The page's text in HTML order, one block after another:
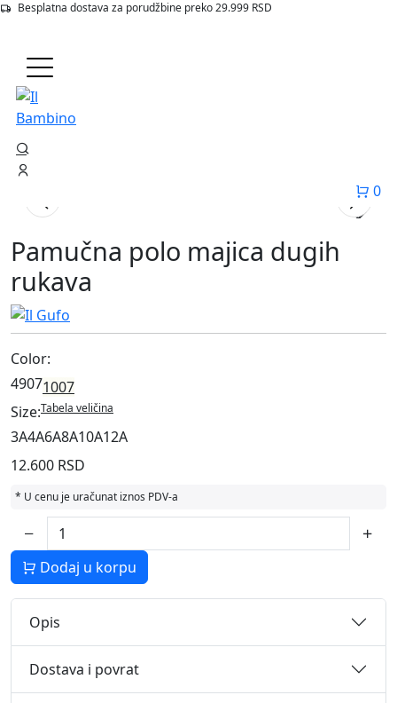
Besplatna dostava za porudžbine preko 29.999 RSD
0
Pamučna polo majica dugih
rukava
Size:Tabela veličina
3A4A6A8A10A12A
Color:
49071007
12.600 RSD
* U cenu je uračunat iznos PDV-a
Dodaj u korpu
Opis
Dostava i povrat